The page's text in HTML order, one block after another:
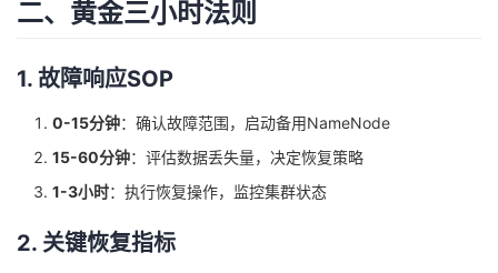
二、黄金三小时法则
1. 故障响应SOP
0-15分钟：确认故障范围，启动备用NameNode
15-60分钟：评估数据丢失量，决定恢复策略
1-3小时：执行恢复操作，监控集群状态
2. 关键恢复指标